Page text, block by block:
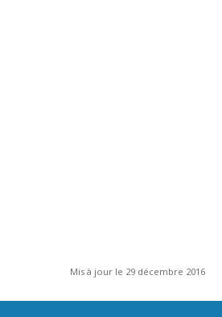
Mis à jour le 29 décembre 2016